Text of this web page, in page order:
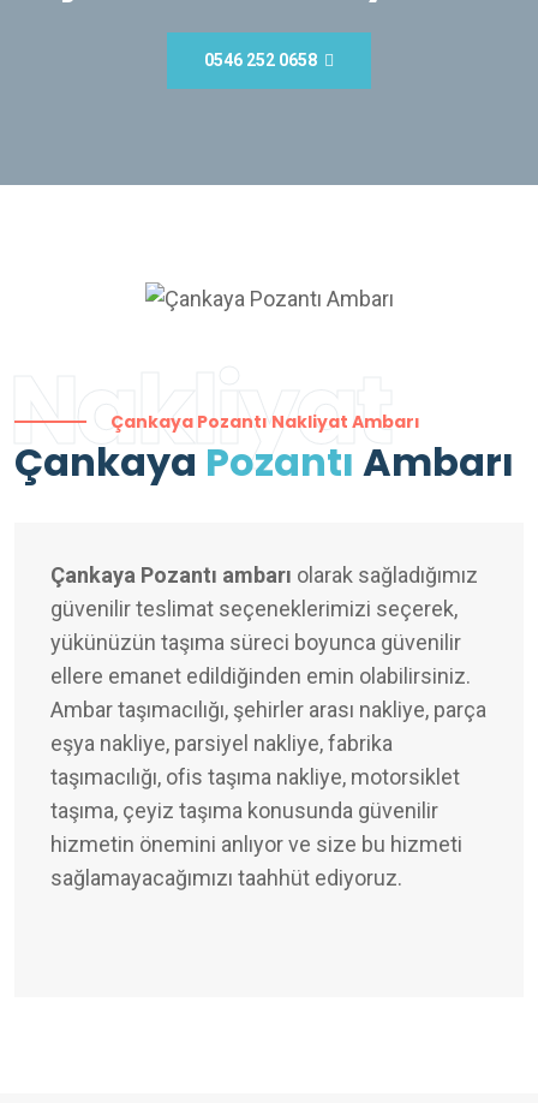
0546 252 0658
Nakliyat
Çankaya Pozantı Nakliyat Ambarı
Çankaya Pozantı Ambarı
Çankaya Pozantı ambarı olarak sağladığımız
güvenilir teslimat seçeneklerimizi seçerek,
yükünüzün taşıma süreci boyunca güvenilir
ellere emanet edildiğinden emin olabilirsiniz.
Ambar taşımacılığı, şehirler arası nakliye, parça
eşya nakliye, parsiyel nakliye, fabrika
taşımacılığı, ofis taşıma nakliye, motorsiklet
taşıma, çeyiz taşıma konusunda güvenilir
hizmetin önemini anlıyor ve size bu hizmeti
sağlamayacağımızı taahhüt ediyoruz.